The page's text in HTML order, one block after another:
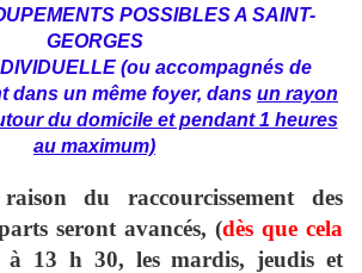
POSSIBLES A SAINT-
GEORGES
(ou accompagnés de
dans un même foyer, dans un rayon
du domicile et pendant 1 heures
au maximum)
du raccourcissement des
seront avancés, (dès que cela
13 h 30, les mardis, jeudis et